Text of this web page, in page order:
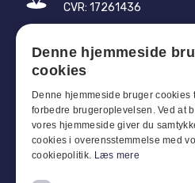
CVR: 17261436
E-mail: vb@viggobendz.dk
Quicklinks
Persondatapolitik
Salgs- og leveringsbetingelser
Denne hjemmeside
cookies
Denne hjemmeside bruger cookies
forbedre brugeroplevelsen. Ved at
vores hjemmeside giver du
cookies i overensstemmelse med
cookiepolitik. Læs mere